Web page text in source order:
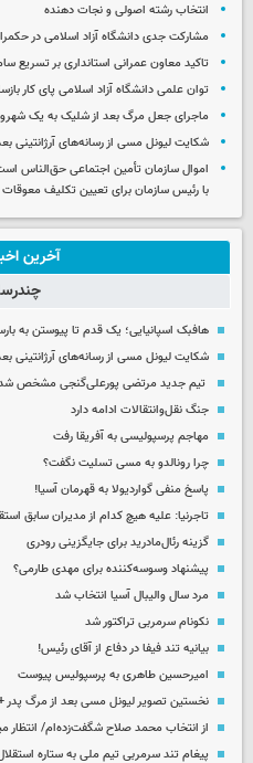
انتخاب رشته اصولی و نجات دهنده
مشارکت جدی دانشگاه آزاد اسلامی در
تاکید معاون عمرانی استانداری بر تسریع
توان علمی دانشگاه آزاد اسلامی پای کار
ماجرای جعل مرگ بعد از شلیک به یک
شکایت لیونل مسی از رسانه‌های آرژانتینی
اموال سازمان تأمین اجتماعی حق‌الناس
با رئیس سازمان برای تعیین تکلیف
آخرین
هافبک اسپانیایی؛ یک قدم تا پیوستن به
شکایت لیونل مسی از رسانه‌های آرژانتینی
تیم جدید مرتضی پورعلی‌گنجی مشخص
جنگ نقل‌وانتقالات ادامه دارد
مهاجم پرسپولیسی به آفریقا رفت
چرا رونالدو به مسی تسلیت نگفت؟
پاسخ منفی گواردیولا به قهرمان آسیا!
تاجرنیا: علیه هیچ کدام از مدیران سابق
گزینه رئال‌مادرید برای جایگزینی رودری
پیشنهاد وسوسه‌کننده برای مهدی طارمی؟
مرد سال والیبال آسیا انتخاب شد
نکونام سرمربی تراکتور شد
بیانیه تند فیفا در دفاع از آقای رئیس!
امیرحسین طاهری به پرسپولیس پیوست
نخستین تصویر لیونل مسی بعد از مرگ
از انتخاب محمد صلاح شگفت‌زده‌ام/ انتظار
پیغام تند سرمربی تیم ملی به ستاره